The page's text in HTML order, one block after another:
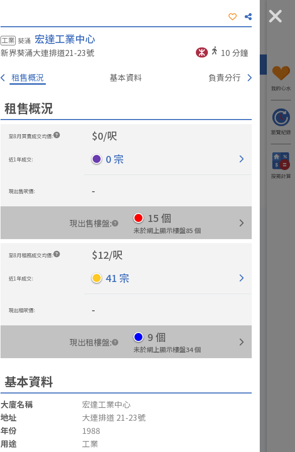
我要入行 了解我們
我的心水
瀏覽紀錄
按揭計算
工業 葵涌 宏達工業中心
新界葵涌大連排道21-23號 10 分鐘
租售概況 基本資料 負責分行
租售概況
至8月買賣成交均價: $0/呎
近1年成交: 0 宗
現出售呎價: -
現出售樓盤: 15個
未於網上顯示樓盤85個
至8月租務成交均價: $12/呎
近1年成交: 41 宗
現出租呎價: -
現出租樓盤: 9個
未於網上顯示樓盤34個
基本資料
大廈名稱
宏達工業中心
地址
大連排道 21-23號
年份
1988
用途
工業